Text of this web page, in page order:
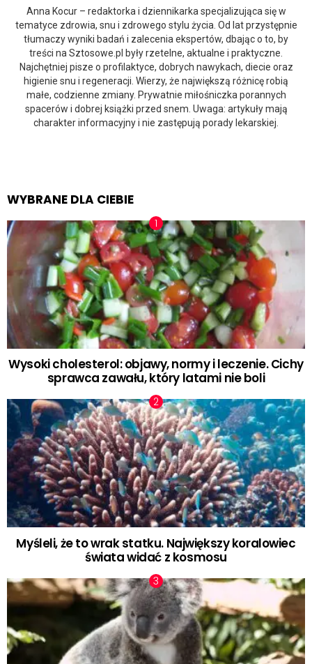
Anna Kocur – redaktorka i dziennikarka specjalizująca się w
tematyce zdrowia, snu i zdrowego stylu życia. Od lat przystępnie
tłumaczy wyniki badań i zalecenia ekspertów, dbając o to, by
treści na Sztosowe.pl były rzetelne, aktualne i praktyczne.
Najchętniej pisze o profilaktyce, dobrych nawykach, diecie oraz
higienie snu i regeneracji. Wierzy, że największą różnicę robią
małe, codzienne zmiany. Prywatnie miłośniczka porannych
spacerów i dobrej książki przed snem. Uwaga: artykuły mają
charakter informacyjny i nie zastępują porady lekarskiej.
WYBRANE DLA CIEBIE
Wysoki cholesterol: objawy, normy i leczenie. Cichy
sprawca zawału, który latami nie boli
Myśleli, że to wrak statku. Największy koralowiec
świata widać z kosmosu